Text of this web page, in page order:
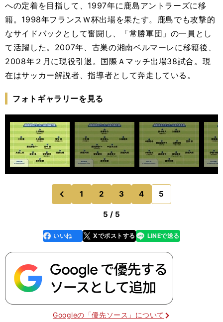
への定着を目指して、1997年に鹿島アントラーズに移
籍。1998年フランスＷ杯出場を果たす。鹿島でも攻撃的
なサイドバックとして奮闘し、「常勝軍団」の一員とし
て活躍した。2007年、古巣の湘南ベルマーレに移籍後、
2008年２月に現役引退。国際Ａマッチ出場38試合。現
在はサッカー解説者、指導者として奔走している。
フォトギャラリーを見る
前
のページへ
1 2 3 4 5
5 / 5
faceboo
k
いいね Xでポストする
line LINEで送る
Googleの「優先ソース」について